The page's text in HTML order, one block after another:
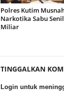
Polres Kutim
Narkotika Sabu
Miliar
TINGGALKAN
Login untuk